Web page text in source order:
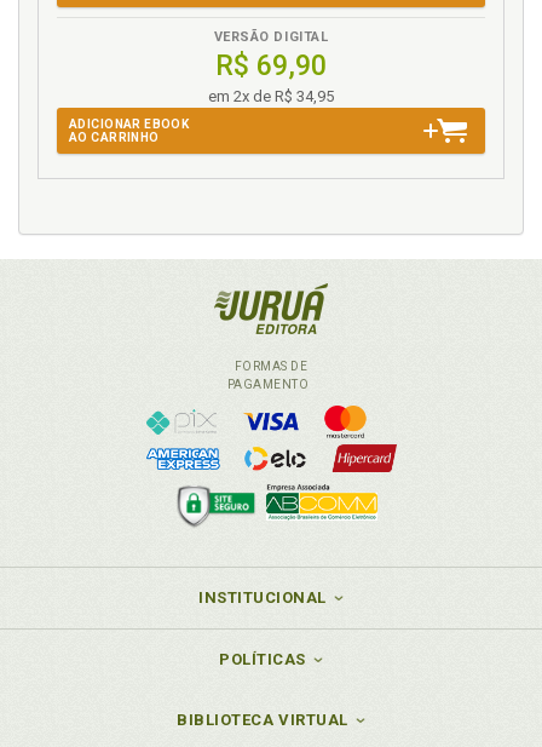
VERSÃO DIGITAL
R$ 69,90
em 2x de R$ 34,95
ADICIONAR EBOOK
AO CARRINHO
FORMAS DE
PAGAMENTO
INSTITUCIONAL
POLÍTICAS
BIBLIOTECA VIRTUAL